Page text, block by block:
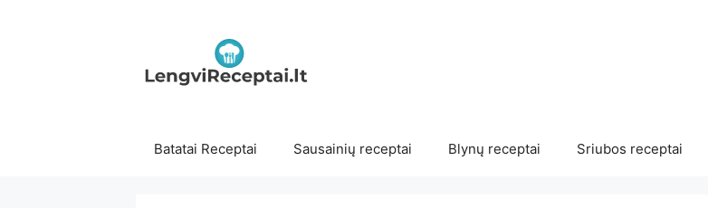
Batatai Receptai Sausainių receptai Blynų receptai Sriubos receptai